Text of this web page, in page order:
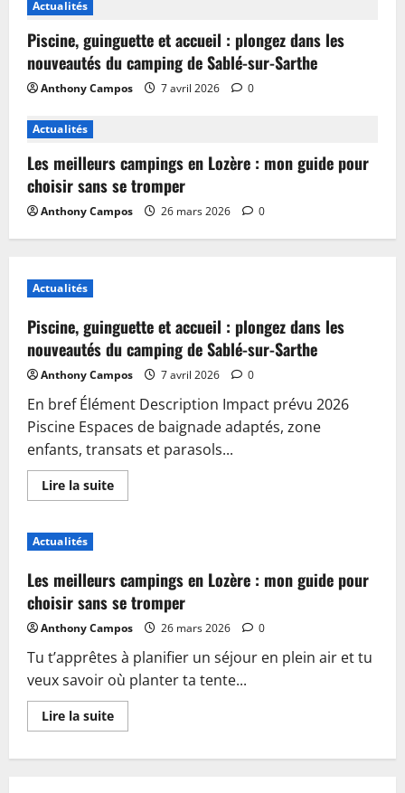
Actualités
Piscine, guinguette et accueil : plongez dans les
nouveautés du camping de Sablé-sur-Sarthe
Anthony Campos 7 avril 2026 0
Actualités
Les meilleurs campings en Lozère : mon guide pour
choisir sans se tromper
Anthony Campos 26 mars 2026 0
Actualités
Piscine, guinguette et accueil : plongez dans les
nouveautés du camping de Sablé-sur-Sarthe
Anthony Campos 7 avril 2026 0
En bref Élément Description Impact prévu 2026
Piscine Espaces de baignade adaptés, zone
enfants, transats et parasols...
Lire la suiteEn
savoir
accueil
:
plongez
dans
les
nouveautés
du
camping
de
Sablé-
sur-
Sarthe
Actualités
Les meilleurs campings en Lozère : mon guide pour
choisir sans se tromper
Anthony Campos 26 mars 2026 0
Tu t’apprêtes à planifier un séjour en plein air et tu
veux savoir où planter ta tente...
Lire la suiteEn
savoir